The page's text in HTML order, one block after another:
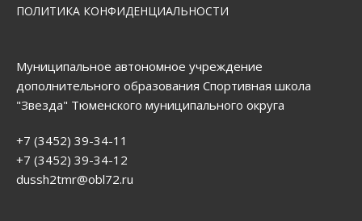
ПОЛИТИКА КОНФИДЕНЦИАЛЬНОСТИ
Муниципальное автономное учреждение
дополнительного образования Спортивная школа
"Звезда" Тюменского муниципального округа
+7 (3452) 39-34-11
+7 (3452) 39-34-12
dussh2tmr@obl72.ru